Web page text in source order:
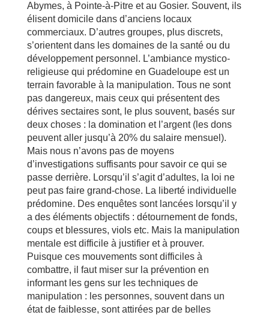
Abymes, à Pointe-à-Pitre et au Gosier. Souvent, ils
élisent domicile dans d’anciens locaux
commerciaux. D’autres groupes, plus discrets,
s’orientent dans les domaines de la santé ou du
développement personnel. L’ambiance mystico-
religieuse qui prédomine en Guadeloupe est un
terrain favorable à la manipulation. Tous ne sont
pas dangereux, mais ceux qui présentent des
dérives sectaires sont, le plus souvent, basés sur
deux choses : la domination et l’argent (les dons
peuvent aller jusqu’à 20% du salaire mensuel).
Mais nous n’avons pas de moyens
d’investigations suffisants pour savoir ce qui se
passe derrière. Lorsqu’il s’agit d’adultes, la loi ne
peut pas faire grand-chose. La liberté individuelle
prédomine. Des enquêtes sont lancées lorsqu’il y
a des éléments objectifs : détournement de fonds,
coups et blessures, viols etc. Mais la manipulation
mentale est difficile à justifier et à prouver.
Puisque ces mouvements sont difficiles à
combattre, il faut miser sur la prévention en
informant les gens sur les techniques de
manipulation : les personnes, souvent dans un
état de faiblesse, sont attirées par de belles